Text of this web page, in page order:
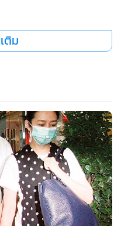
300 ล้านบาท และได้รับการ
ติม